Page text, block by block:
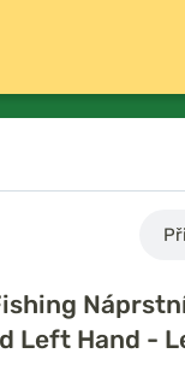
Left Hand -